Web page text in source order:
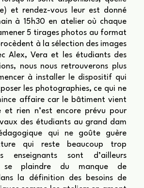
et rendez-vous leur est donné
à 15h30 en atelier où chaque
5 tirages photos au format
à la sélection des images
Alex, Vera et les étudiants des
nous nous retrouverons plus
à installer le dispositif qui
les photographies, ce qui ne
affaire car le bâtiment vient
et rien n’est encore prévu pour
des étudiants au grand dam
qui ne goûte guère
qui reste beaucoup trop
enseignants sont d’ailleurs
se plaindre du manque de
la définition des besoins de